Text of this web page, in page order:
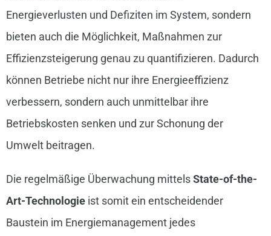
Energieverlusten und Defiziten im System, sondern
bieten auch die Möglichkeit, Maßnahmen zur
Effizienzsteigerung genau zu quantifizieren. Dadurch
können Betriebe nicht nur ihre Energieeffizienz
verbessern, sondern auch unmittelbar ihre
Betriebskosten senken und zur Schonung der
Umwelt beitragen.
Die regelmäßige Überwachung mittelsState-of-the-
Art-Technologieist somit ein entscheidender
Baustein im Energiemanagement jedes